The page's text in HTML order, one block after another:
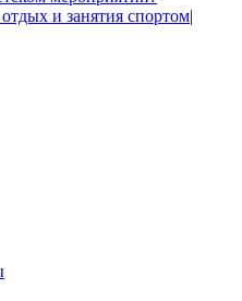
и занятия спортом|